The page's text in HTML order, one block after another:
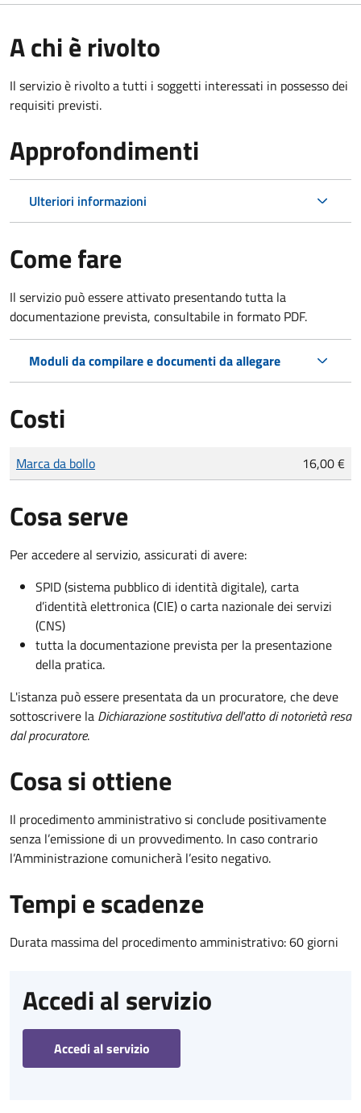
A chi è rivolto
Il servizio è rivolto a tutti i soggetti interessati in possesso dei
requisiti previsti.
Approfondimenti
Ulteriori informazioni
Come fare
Il servizio può essere attivato presentando tutta la
documentazione prevista, consultabile in formato PDF.
Moduli da compilare e documenti da allegare
Costi
Tipo di pagamento
Importo
Marca da bollo 16,00 €
Cosa serve
Per accedere al servizio, assicurati di avere:
SPID (sistema pubblico di identità digitale), carta
d’identità elettronica (CIE) o carta nazionale dei servizi
(CNS)
tutta la documentazione prevista per la presentazione
della pratica.
L'istanza può essere presentata da un procuratore, che deve
sottoscrivere la Dichiarazione sostitutiva dell'atto di notorietà resa
dal procuratore.
Cosa si ottiene
Il procedimento amministrativo si conclude positivamente
senza l’emissione di un provvedimento. In caso contrario
l’Amministrazione comunicherà l’esito negativo.
Tempi e scadenze
Durata massima del procedimento amministrativo: 60 giorni
Accedi al servizio
Accedi al servizio